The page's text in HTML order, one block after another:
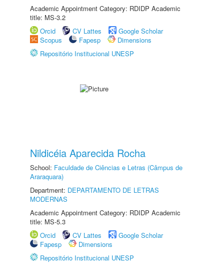
Academic Appointment Category: RDIDP Academic
title: MS-3.2
Orcid
CV Lattes
Google Scholar
Scopus
Fapesp
Dimensions
Repositório Institucional UNESP
Nildicéia Aparecida Rocha
School: Faculdade de Ciências e Letras (Câmpus de
Araraquara)
Department: DEPARTAMENTO DE LETRAS
MODERNAS
Academic Appointment Category: RDIDP Academic
title: MS-5.3
Orcid
CV Lattes
Google Scholar
Fapesp
Dimensions
Repositório Institucional UNESP